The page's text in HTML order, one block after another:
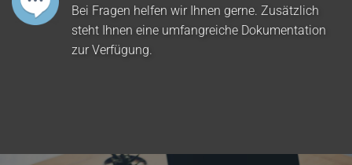
Bei Fragen helfen wir Ihnen gerne. Zusätzlich
steht Ihnen eine umfangreiche Dokumentation
zur Verfügung.